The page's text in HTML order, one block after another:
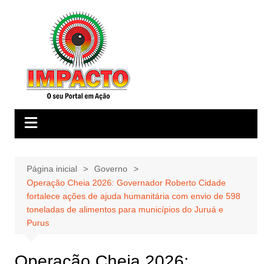
Página inicial
Governo
Operação Cheia 2026: Governador Roberto Cidade
fortalece ações de ajuda humanitária com envio de 598
toneladas de alimentos para municípios do Juruá e
Purus